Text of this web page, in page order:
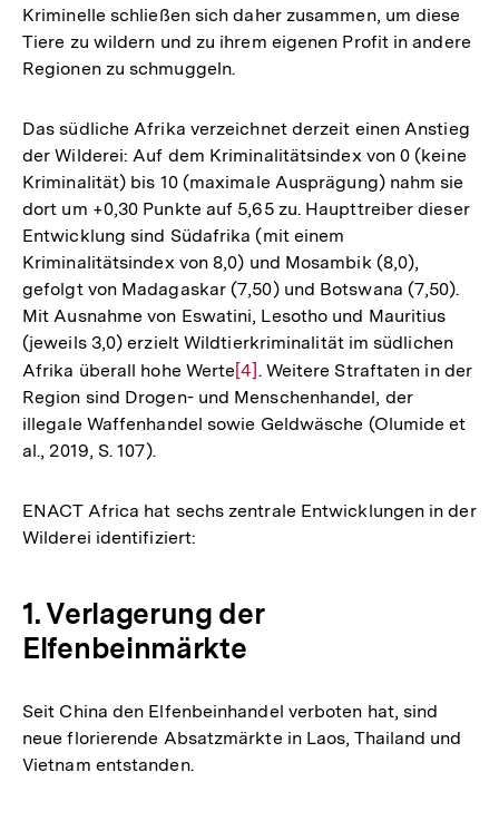
Kriminelle schließen sich daher zusammen, um diese
Tiere zu wildern und zu ihrem eigenen Profit in andere
Regionen zu schmuggeln.
Das südliche Afrika verzeichnet derzeit einen Anstieg
der Wilderei: Auf dem Kriminalitätsindex von 0 (keine
Kriminalität) bis 10 (maximale Ausprägung) nahm sie
dort um +0,30 Punkte auf 5,65 zu. Haupttreiber dieser
Entwicklung sind Südafrika (mit einem
Kriminalitätsindex von 8,0) und Mosambik (8,0),
gefolgt von Madagaskar (7,50) und Botswana (7,50).
Mit Ausnahme von Eswatini, Lesotho und Mauritius
(jeweils 3,0) erzielt Wildtierkriminalität im südlichen
Afrika überall hohe WerteZur
Auflösung
der
[4]. Weitere Straftaten in der
Region sind Drogen- und Menschenhandel, der
illegale Waffenhandel sowie Geldwäsche (Olumide et
al., 2019, S. 107).
ENACT Africa hat sechs zentrale Entwicklungen in der
Wilderei identifiziert:
1. Verlagerung der
Elfenbeinmärkte
Seit China den Elfenbeinhandel verboten hat, sind
neue florierende Absatzmärkte in Laos, Thailand und
Vietnam entstanden.